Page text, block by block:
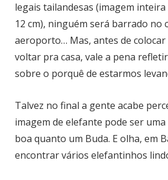
legais tailandesas (imagem
12 cm), ninguém será barrado no
aeroporto… Mas, antes de colocar
voltar pra casa, vale a pena
sobre o porquê de estarmos
Talvez no final a gente acabe
imagem de elefante pode ser
boa quanto um Buda. E olha, em
encontrar vários elefantinhos